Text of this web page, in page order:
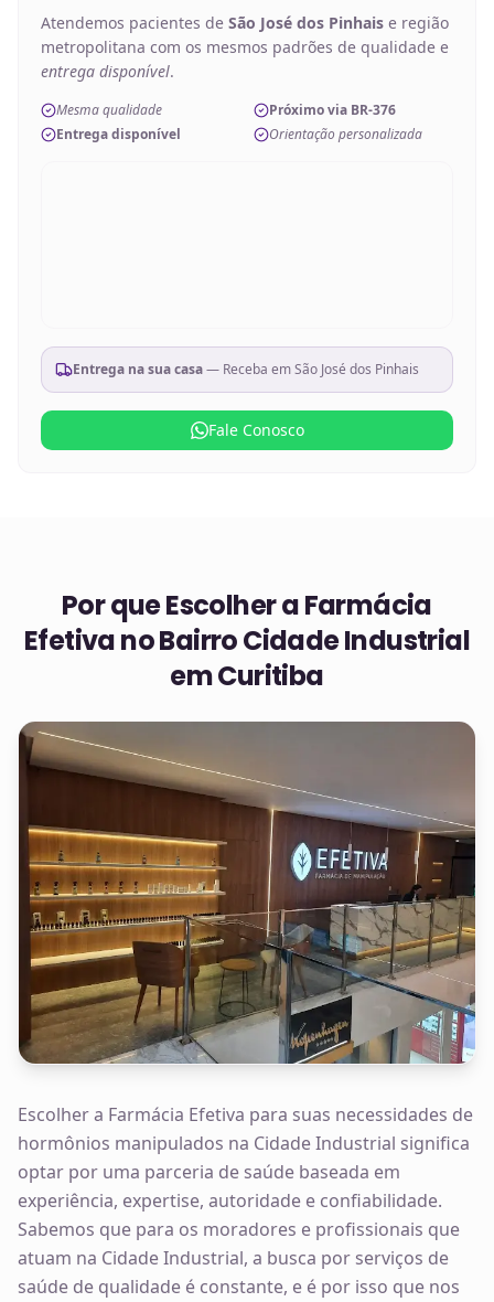
Atendemos pacientes de São José dos Pinhais e região
metropolitana com os mesmos padrões de qualidade e
entrega disponível.
Mesma qualidade
Próximo via BR-376
Entrega disponível
Orientação personalizada
Entrega na sua casa— Receba emSão José dos Pinhais
Fale Conosco
Por que Escolher a Farmácia
Efetiva noBairro Cidade Industrial
em Curitiba
Escolher a Farmácia Efetiva para suas necessidades de
hormônios manipulados na Cidade Industrial significa
optar por uma parceria de saúde baseada em
experiência, expertise, autoridade e confiabilidade.
Sabemos que para os moradores e profissionais que
atuam na Cidade Industrial, a busca por serviços de
saúde de qualidade é constante, e é por isso que nos